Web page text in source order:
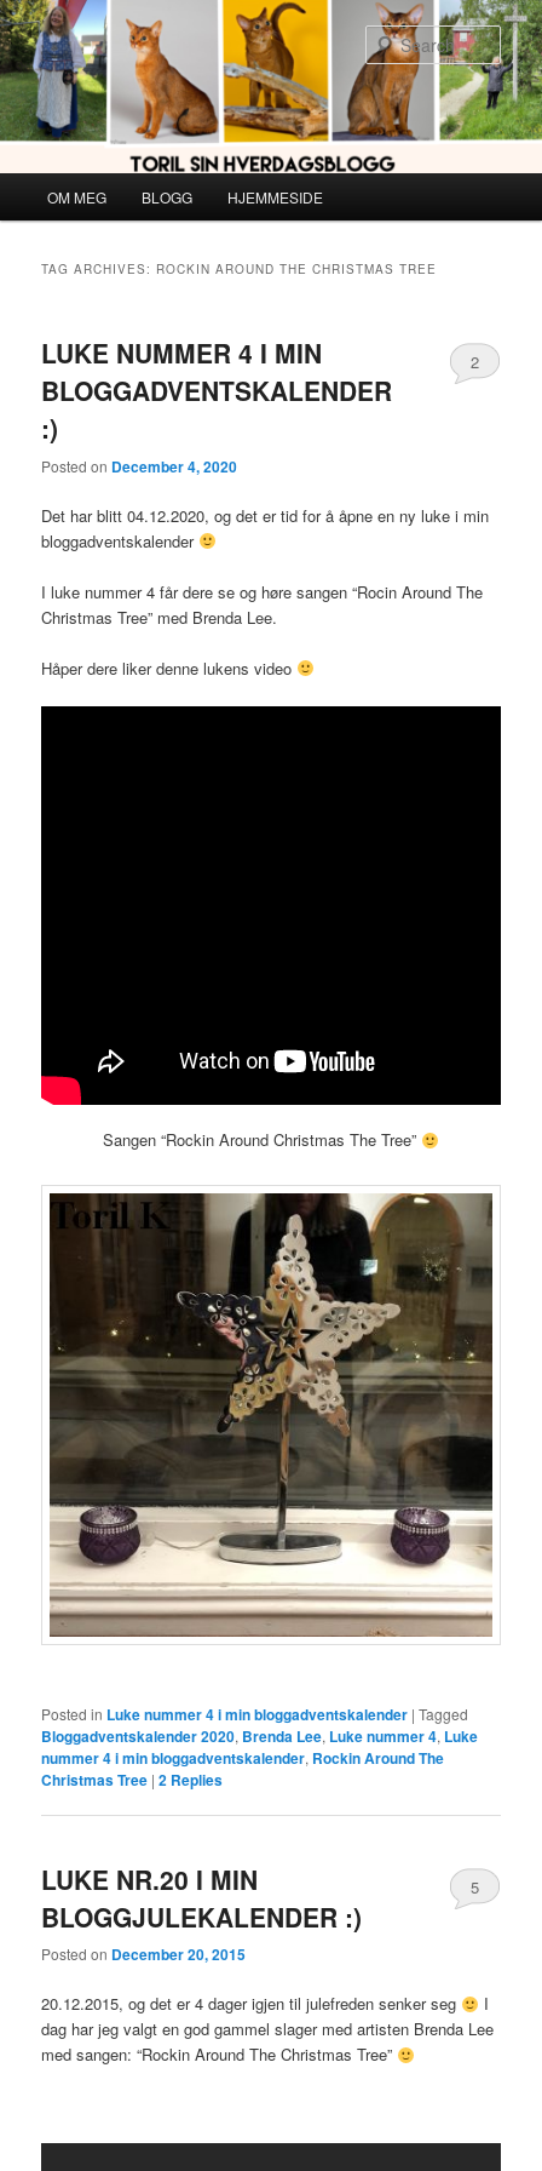
Skip
to
primary
content
Skip
to
secondary
content
OM MEG BLOGG HJEMMESIDE
TAG ARCHIVES: ROCKIN AROUND THE CHRISTMAS TREE
LUKE NUMMER 4 I MIN
BLOGGADVENTSKALENDER
:)
Posted on December 4, 2020
2
Det har blitt 04.12.2020, og det er tid for å åpne en ny luke i min
bloggadventskalender
I luke nummer 4 får dere se og høre sangen “Rocin Around The
Christmas Tree” med Brenda Lee.
Håper dere liker denne lukens video
Sangen “Rockin Around Christmas The Tree”
Posted in Luke nummer 4 i min bloggadventskalender |Tagged
Bloggadventskalender 2020, Brenda Lee, Luke nummer 4, Luke
nummer 4 i min bloggadventskalender, Rockin Around The
Christmas Tree |2 Replies
LUKE NR.20 I MIN
BLOGGJULEKALENDER :)
Posted on December 20, 2015
5
20.12.2015, og det er 4 dager igjen til julefreden senker seg
I
dag har jeg valgt en god gammel slager med artisten Brenda Lee
med sangen: “Rockin Around The Christmas Tree”